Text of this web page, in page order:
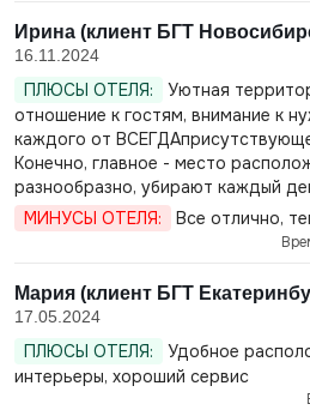
Ирина (клиент БГТ
16.11.2024
ПЛЮСЫ ОТЕЛЯ:
Уютная
отношение к гостям, внимание к
каждого от
Конечно, главное - место
разнообразно, убирают каждый
МИНУСЫ ОТЕЛЯ:
Все отлично,
Мария (клиент БГТ
17.05.2024
ПЛЮСЫ ОТЕЛЯ:
Удобное
интерьеры, хороший сервис